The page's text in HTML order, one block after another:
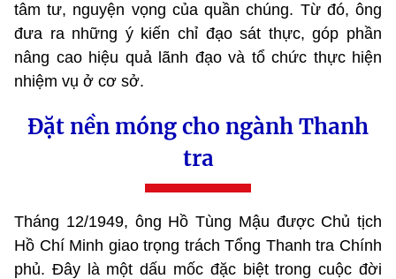
tâm tư, nguyện vọng của quần chúng. Từ đó, ông
đưa ra những ý kiến chỉ đạo sát thực, góp phần
nâng cao hiệu quả lãnh đạo và tổ chức thực hiện
nhiệm vụ ở cơ sở.
Đặt nền móng cho ngành Thanh
tra
Tháng 12/1949, ông Hồ Tùng Mậu được Chủ tịch
Hồ Chí Minh giao trọng trách Tổng Thanh tra Chính
phủ. Đây là một dấu mốc đặc biệt trong cuộc đời